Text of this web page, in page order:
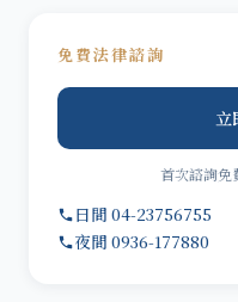
免費法律諮詢
立
首次諮詢免
日間 04-23756755
夜間 0936-177880